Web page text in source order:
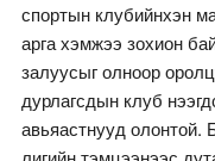
спортын клубийнхэн
арга хэмжээ зохион
залуусыг олноор
дурлагсдын клуб
авьяастнууд олонтой.